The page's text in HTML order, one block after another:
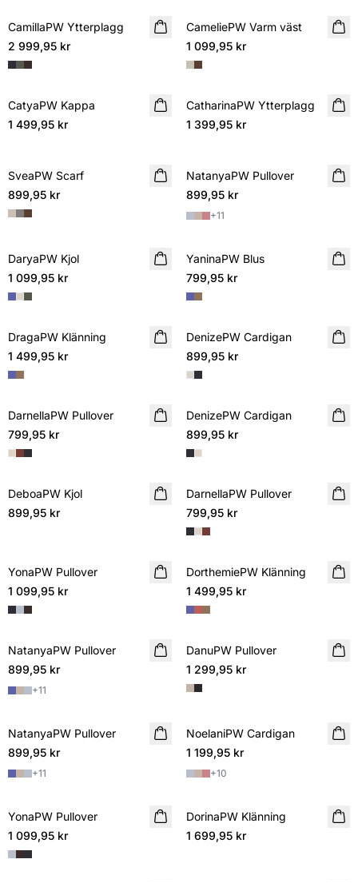
NYHET
CamillaPW Ytterplagg
2 999,95 kr
NYHET
CameliePW Varm väst
1 099,95 kr
NYHET
CatyaPW Kappa
1 499,95 kr
NYHET
CatharinaPW Ytterplagg
1 399,95 kr
NYHET
SveaPW Scarf
899,95 kr
NYHET
NatanyaPW Pullover
899,95 kr
+11
NYHET
DaryaPW Kjol
1 099,95 kr
NYHET
YaninaPW Blus
799,95 kr
NYHET
DragaPW Klänning
1 499,95 kr
NYHET
DenizePW Cardigan
899,95 kr
NYHET
DarnellaPW Pullover
799,95 kr
NYHET
DenizePW Cardigan
899,95 kr
NYHET
DeboaPW Kjol
899,95 kr
NYHET
DarnellaPW Pullover
799,95 kr
NYHET
YonaPW Pullover
1 099,95 kr
NYHET
DorthemiePW Klänning
1 499,95 kr
NYHET
NatanyaPW Pullover
899,95 kr
+11
NYHET
DanuPW Pullover
1 299,95 kr
NYHET
NatanyaPW Pullover
899,95 kr
+11
NYHET
NoelaniPW Cardigan
1 199,95 kr
+10
NYHET
YonaPW Pullover
1 099,95 kr
NYHET
DorinaPW Klänning
1 699,95 kr